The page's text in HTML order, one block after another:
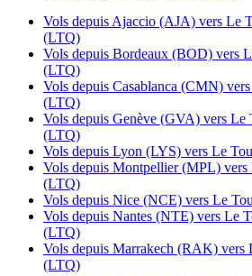
Vols depuis Ajaccio (AJA) vers Le
(LTQ)
Vols depuis Bordeaux (BOD) vers
(LTQ)
Vols depuis Casablanca (CMN)
(LTQ)
Vols depuis Genève (GVA) vers Le
(LTQ)
Vols depuis Lyon (LYS) vers Le
Vols depuis Montpellier (MPL) vers
(LTQ)
Vols depuis Nice (NCE) vers Le
Vols depuis Nantes (NTE) vers Le
(LTQ)
Vols depuis Marrakech (RAK) vers
(LTQ)